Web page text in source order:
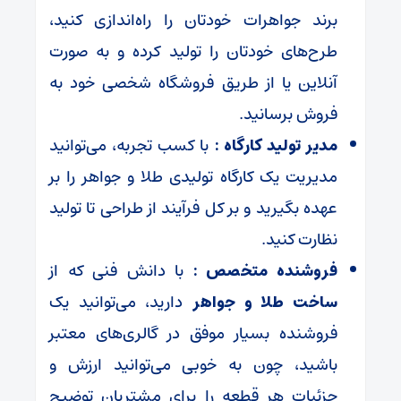
برند جواهرات خودتان را راه‌اندازی کنید،
طرح‌های خودتان را تولید کرده و به صورت
آنلاین یا از طریق فروشگاه شخصی خود به
فروش برسانید.
مدیر تولید کارگاه : با کسب تجربه، می‌توانید
مدیریت یک کارگاه تولیدی طلا و جواهر را بر
عهده بگیرید و بر کل فرآیند از طراحی تا تولید
نظارت کنید.
فروشنده متخصص : با دانش فنی که از
ساخت طلا و جواهر دارید، می‌توانید یک
فروشنده بسیار موفق در گالری‌های معتبر
باشید، چون به خوبی می‌توانید ارزش و